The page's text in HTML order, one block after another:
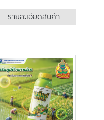
รายละเอียดสินค้า